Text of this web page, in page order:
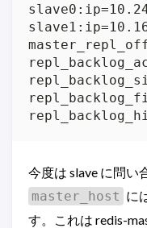
今度は slave に問い
master_host に
す。これは redis-